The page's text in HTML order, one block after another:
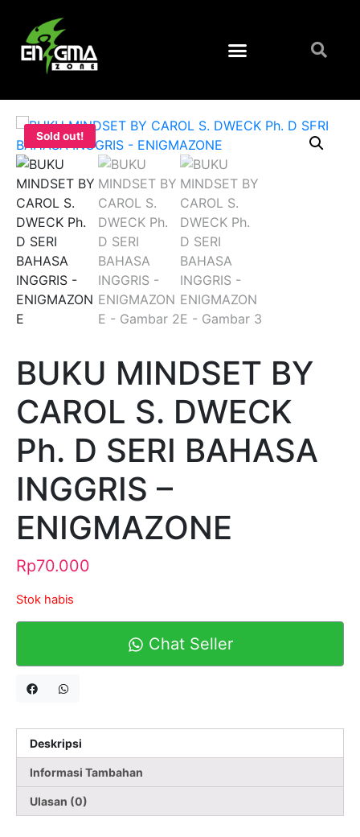
Sold out!
BUKU MINDSET BY
CAROL S. DWECK
Ph. D SERI BAHASA
INGGRIS –
ENIGMAZONE
Rp70.000
Stok habis
Chat Seller
Deskripsi
Informasi Tambahan
Ulasan (0)